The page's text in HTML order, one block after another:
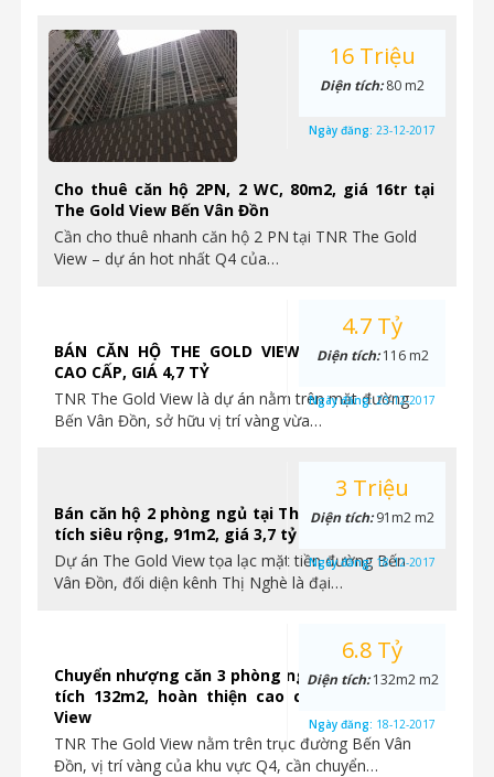
Cho thuê căn hộ 2PN, 2 WC, 80m2, giá 16tr tại
The Gold View Bến Vân Đồn
Cần cho thuê nhanh căn hộ 2 PN tại TNR The Gold
View – dự án hot nhất Q4 của…
16 Triệu
Diện tích:80 m2
Ngày đăng: 23-12-2017
BÁN CĂN HỘ THE GOLD VIEW 3PN, NỘI THẤT
CAO CẤP, GIÁ 4,7 TỶ
TNR The Gold View là dự án nằm trên mặt đường
Bến Vân Đồn, sở hữu vị trí vàng vừa…
4.7 Tỷ
Diện tích:116 m2
Ngày đăng:23-12-2017
Bán căn hộ 2 phòng ngủ tại The Gold View, diện
tích siêu rộng, 91m2, giá 3,7 tỷ
Dự án The Gold View tọa lạc mặt tiền đường Bến
Vân Đồn, đối diện kênh Thị Nghè là đại…
3 Triệu
Diện tích:91m2 m2
Ngày đăng: 18-12-2017
Chuyển nhượng căn 3 phòng ngủ vị trí góc, diện
tích 132m2, hoàn thiện cao cấp tại The Gold
View
TNR The Gold View nằm trên trục đường Bến Vân
Đồn, vị trí vàng của khu vực Q4, cần chuyển…
6.8 Tỷ
Diện tích:132m2 m2
Ngày đăng: 18-12-2017